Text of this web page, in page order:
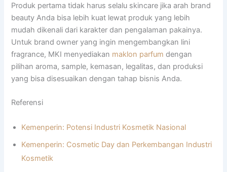
Produk pertama tidak harus selalu skincare jika arah brand
beauty Anda bisa lebih kuat lewat produk yang lebih
mudah dikenali dari karakter dan pengalaman pakainya.
Untuk brand owner yang ingin mengembangkan lini
fragrance, MKI menyediakan maklon parfum dengan
pilihan aroma, sample, kemasan, legalitas, dan produksi
yang bisa disesuaikan dengan tahap bisnis Anda.
Referensi
Kemenperin: Potensi Industri Kosmetik Nasional
Kemenperin: Cosmetic Day dan Perkembangan Industri
Kosmetik